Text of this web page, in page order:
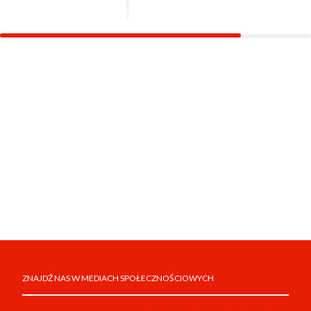
ZNAJDŹ NAS W MEDIACH SPOŁECZNOŚCIOWYCH